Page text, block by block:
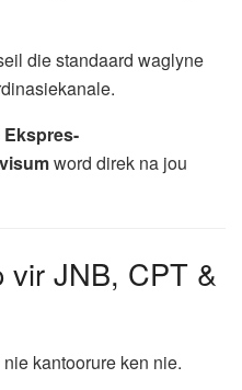
die standaard waglyne
Ekspres-
word direk na jou
vir JNB, CPT &
kantoorure ken nie.